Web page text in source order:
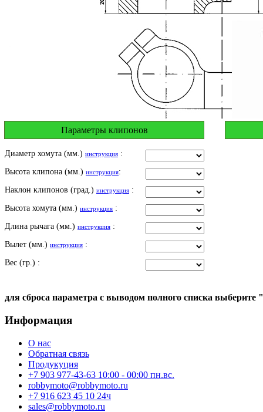
Параметры клипонов
Диаметр хомута (мм.) инструкция :
Высота клипона (мм.) инструкция:
Наклон клипонов (град.) инструкция :
Высота хомута (мм.) инструкция :
Длина рычага (мм.) инструкция :
Вылет (мм.) инструкция :
Вес (гр.) :
для сброса параметра с выводом полного списка
Информация
О нас
Обратная связь
Продукуция
+7 903 977-43-63 10:00 - 00:00 пн.вс.
robbymoto@robbymoto.ru
+7 916 623 45 10 24ч
sales@robbymoto.ru